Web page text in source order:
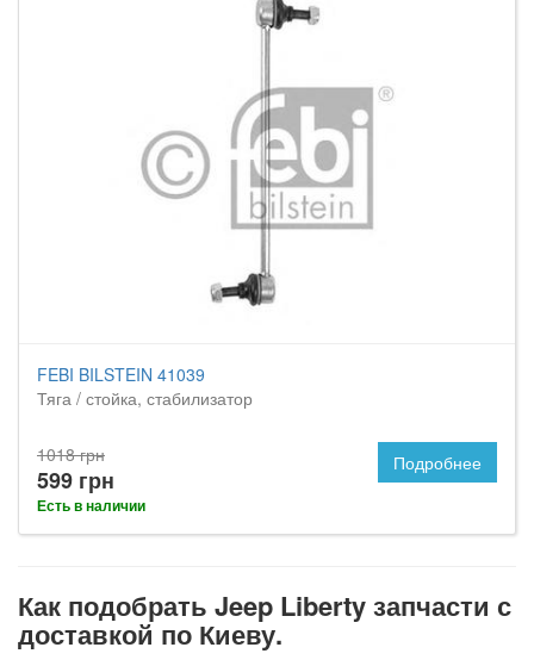
FEBI BILSTEIN 41039
Тяга / стойка, стабилизатор
1018 грн
599 грн
Есть в наличии
Подробнее
Как подобрать Jeep Liberty запчасти с
доставкой по Киеву.